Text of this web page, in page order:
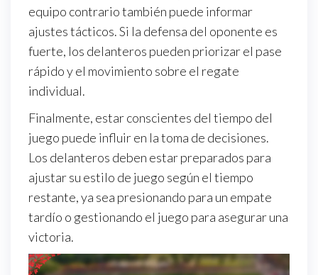
equipo contrario también puede informar
ajustes tácticos. Si la defensa del oponente es
fuerte, los delanteros pueden priorizar el pase
rápido y el movimiento sobre el regate
individual.
Finalmente, estar conscientes del tiempo del
juego puede influir en la toma de decisiones.
Los delanteros deben estar preparados para
ajustar su estilo de juego según el tiempo
restante, ya sea presionando para un empate
tardío o gestionando el juego para asegurar una
victoria.